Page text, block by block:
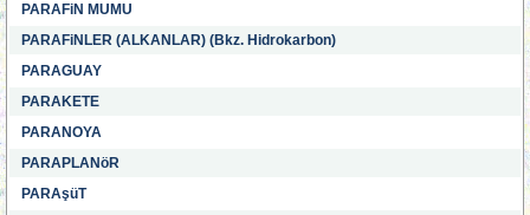
PARAFiN MUMU
PARAFiNLER (ALKANLAR) (Bkz. Hidrokarbon)
PARAGUAY
PARAKETE
PARANOYA
PARAPLANöR
PARAşüT